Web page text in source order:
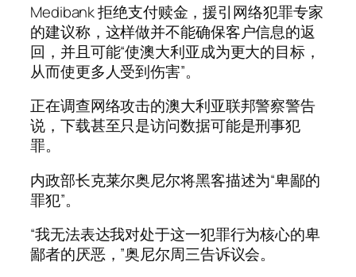
Medibank 拒绝支付赎金，援引网络犯罪专家
的建议称，这样做并不能确保客户信息的返
回，并且可能“使澳大利亚成为更大的目标，
从而使更多人受到伤害”。
正在调查网络攻击的澳大利亚联邦警察警告
说，下载甚至只是访问数据可能是刑事犯
罪。
内政部长克莱尔奥尼尔将黑客描述为“卑鄙的
罪犯”。
“我无法表达我对处于这一犯罪行为核心的卑
鄙者的厌恶，”奥尼尔周三告诉议会。